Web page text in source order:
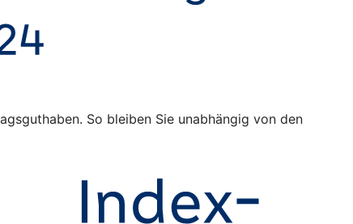
So bleiben Sie unabhängig von den